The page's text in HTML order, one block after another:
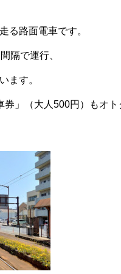
る路面電車です。
隔で運行、
ます。
券」（大人500円）もオト